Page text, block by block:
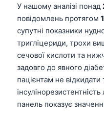
У нашому аналізі понад
повідомлень протягом
супутні показники
тригліцериди, трохи
сечової кислоти та
задовго до явного
пацієнтам не
панель показує
한국어
Slovenščina
Magyar
Shqip
বাংলা
मराठी